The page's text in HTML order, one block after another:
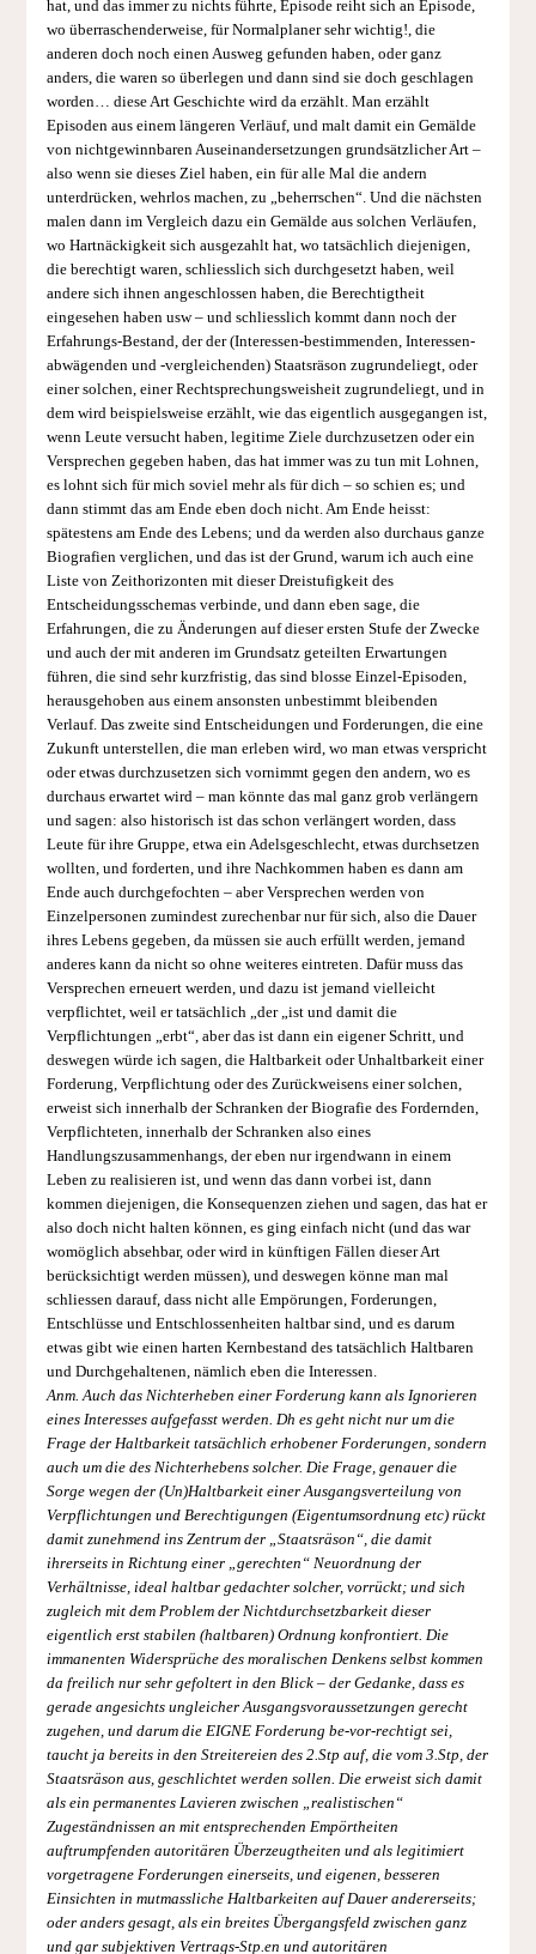
hat, und das immer zu nichts führte, Episode reiht sich an Episode,
wo überraschenderweise, für Normalplaner sehr wichtig!, die
anderen doch noch einen Ausweg gefunden haben, oder ganz
anders, die waren so überlegen und dann sind sie doch geschlagen
worden… diese Art Geschichte wird da erzählt. Man erzählt
Episoden aus einem längeren Verläuf, und malt damit ein Gemälde
von nichtgewinnbaren Auseinandersetzungen grundsätzlicher Art –
also wenn sie dieses Ziel haben, ein für alle Mal die andern
unterdrücken, wehrlos machen, zu „beherrschen“. Und die nächsten
malen dann im Vergleich dazu ein Gemälde aus solchen Verläufen,
wo Hartnäckigkeit sich ausgezahlt hat, wo tatsächlich diejenigen,
die berechtigt waren, schliesslich sich durchgesetzt haben, weil
andere sich ihnen angeschlossen haben, die Berechtigtheit
eingesehen haben usw – und schliesslich kommt dann noch der
Erfahrungs-Bestand, der der (Interessen-bestimmenden, Interessen-
abwägenden und -vergleichenden) Staatsräson zugrundeliegt, oder
einer solchen, einer Rechtsprechungsweisheit zugrundeliegt, und in
dem wird beispielsweise erzählt, wie das eigentlich ausgegangen ist,
wenn Leute versucht haben, legitime Ziele durchzusetzen oder ein
Versprechen gegeben haben, das hat immer was zu tun mit Lohnen,
es lohnt sich für mich soviel mehr als für dich – so schien es; und
dann stimmt das am Ende eben doch nicht. Am Ende heisst:
spätestens am Ende des Lebens; und da werden also durchaus ganze
Biografien verglichen, und das ist der Grund, warum ich auch eine
Liste von Zeithorizonten mit dieser Dreistufigkeit des
Entscheidungsschemas verbinde, und dann eben sage, die
Erfahrungen, die zu Änderungen auf dieser ersten Stufe der Zwecke
und auch der mit anderen im Grundsatz geteilten Erwartungen
führen, die sind sehr kurzfristig, das sind blosse Einzel-Episoden,
herausgehoben aus einem ansonsten unbestimmt bleibenden
Verlauf. Das zweite sind Entscheidungen und Forderungen, die eine
Zukunft unterstellen, die man erleben wird, wo man etwas verspricht
oder etwas durchzusetzen sich vornimmt gegen den andern, wo es
durchaus erwartet wird – man könnte das mal ganz grob verlängern
und sagen: also historisch ist das schon verlängert worden, dass
Leute für ihre Gruppe, etwa ein Adelsgeschlecht, etwas durchsetzen
wollten, und forderten, und ihre Nachkommen haben es dann am
Ende auch durchgefochten – aber Versprechen werden von
Einzelpersonen zumindest zurechenbar nur für sich, also die Dauer
ihres Lebens gegeben, da müssen sie auch erfüllt werden, jemand
anderes kann da nicht so ohne weiteres eintreten. Dafür muss das
Versprechen erneuert werden, und dazu ist jemand vielleicht
verpflichtet, weil er tatsächlich „der „ist und damit die
Verpflichtungen „erbt“, aber das ist dann ein eigener Schritt, und
deswegen würde ich sagen, die Haltbarkeit oder Unhaltbarkeit einer
Forderung, Verpflichtung oder des Zurückweisens einer solchen,
erweist sich innerhalb der Schranken der Biografie des Fordernden,
Verpflichteten, innerhalb der Schranken also eines
Handlungszusammenhangs, der eben nur irgendwann in einem
Leben zu realisieren ist, und wenn das dann vorbei ist, dann
kommen diejenigen, die Konsequenzen ziehen und sagen, das hat er
also doch nicht halten können, es ging einfach nicht (und das war
womöglich absehbar, oder wird in künftigen Fällen dieser Art
berücksichtigt werden müssen), und deswegen könne man mal
schliessen darauf, dass nicht alle Empörungen, Forderungen,
Entschlüsse und Entschlossenheiten haltbar sind, und es darum
etwas gibt wie einen harten Kernbestand des tatsächlich Haltbaren
und Durchgehaltenen, nämlich eben die Interessen.
Anm. Auch das Nichterheben einer Forderung kann als Ignorieren
eines Interesses aufgefasst werden. Dh es geht nicht nur um die
Frage der Haltbarkeit tatsächlich erhobener Forderungen, sondern
auch um die des Nichterhebens solcher. Die Frage, genauer die
Sorge wegen der (Un)Haltbarkeit einer Ausgangsverteilung von
Verpflichtungen und Berechtigungen (Eigentumsordnung etc) rückt
damit zunehmend ins Zentrum der „Staatsräson“, die damit
ihrerseits in Richtung einer „gerechten“ Neuordnung der
Verhältnisse, ideal haltbar gedachter solcher, vorrückt; und sich
zugleich mit dem Problem der Nichtdurchsetzbarkeit dieser
eigentlich erst stabilen (haltbaren) Ordnung konfrontiert. Die
immanenten Widersprüche des moralischen Denkens selbst kommen
da freilich nur sehr gefoltert in den Blick – der Gedanke, dass es
gerade angesichts ungleicher Ausgangsvoraussetzungen gerecht
zugehen, und darum die EIGNE Forderung be-vor-rechtigt sei,
taucht ja bereits in den Streitereien des 2.Stp auf, die vom 3.Stp, der
Staatsräson aus, geschlichtet werden sollen. Die erweist sich damit
als ein permanentes Lavieren zwischen „realistischen“
Zugeständnissen an mit entsprechenden Empörtheiten
auftrumpfenden autoritären Überzeugtheiten und als legitimiert
vorgetragene Forderungen einerseits, und eigenen, besseren
Einsichten in mutmassliche Haltbarkeiten auf Dauer andererseits;
oder anders gesagt, als ein breites Übergangsfeld zwischen ganz
und gar subjektiven Vertrags-Stp.en und autoritären